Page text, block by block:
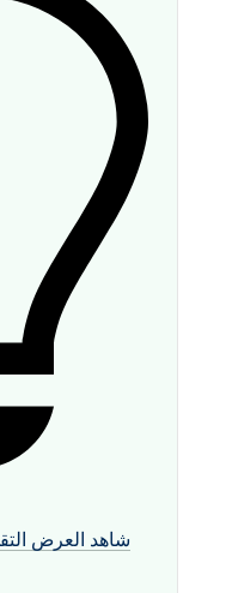
شاهد العرض